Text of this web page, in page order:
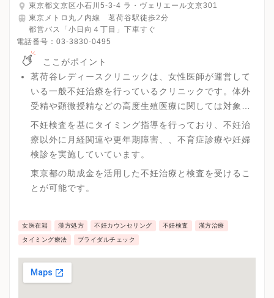
東京都文京区小石川5-3-4 ラ・ヴェリエール文京301
東京メトロ丸ノ内線 茗荷谷駅徒歩2分
都営バス「小日向４丁目」下車すぐ
電話番号： 03-3830-0495
ここがポイント
茗荷谷レディースクリニックは、女性医師が運営して
いる一般不妊治療を行っているクリニックです。体外
受精や顕微授精などの高度生殖医療に関しては対象外
となります。
不妊検査を基にタイミング指導を行っており、不妊治
療以外に月経関連や更年期障害、、不育症診療や妊婦
検診を実施していています。
東京都の助成金を活用した不妊治療と検査を受けるこ
とが可能です。
女医在籍 漢方処方 不妊カウンセリング 不妊検査 漢方治療
タイミング療法 ブライダルチェック